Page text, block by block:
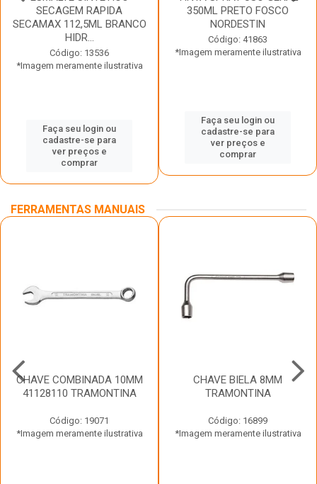
SECAGEM RAPIDA
SECAMAX 112,5ML BRANCO
HIDR...
Código: 13536
*Imagem meramente ilustrativa
Faça seu login ou
cadastre-se para
ver preços e
comprar
350ML PRETO FOSCO
NORDESTIN
Código: 41863
*Imagem meramente ilustrativa
Faça seu login ou
cadastre-se para
ver preços e
comprar
FERRAMENTAS MANUAIS
CHAVE COMBINADA 10MM
41128110 TRAMONTINA
Código: 19071
*Imagem meramente ilustrativa
CHAVE BIELA 8MM
TRAMONTINA
Código: 16899
*Imagem meramente ilustrativa